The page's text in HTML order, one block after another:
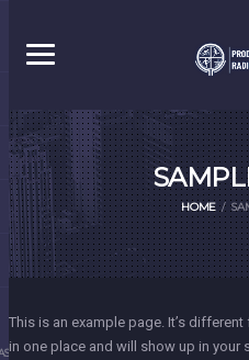
HOME
This is an example page. It’s
in one place and will show up in your